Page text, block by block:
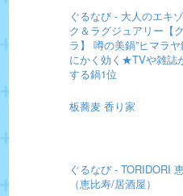
ぐるなび - 大人のエキ
ク＆ラグジュアリー【
ラ】 噂の美鍋”ヒマラヤ
にかく効く★TVや雑誌
する鍋1位
板蕎麦 香り家
ぐるなび - TORIDORI
（恵比寿/居酒屋）